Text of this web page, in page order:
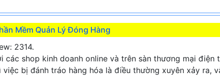
Mềm Quản Lý Đóng Hàng
2314.
các shop kinh doanh online và trên sàn thương mại điện
việc bị đánh tráo hàng hóa là điều thường xuyên xảy ra,